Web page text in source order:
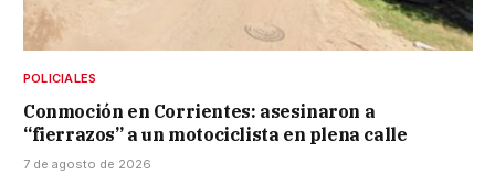
POLICIALES
Conmoción en Corrientes: asesinaron a
“fierrazos” a un motociclista en plena calle
7 de agosto de 2026